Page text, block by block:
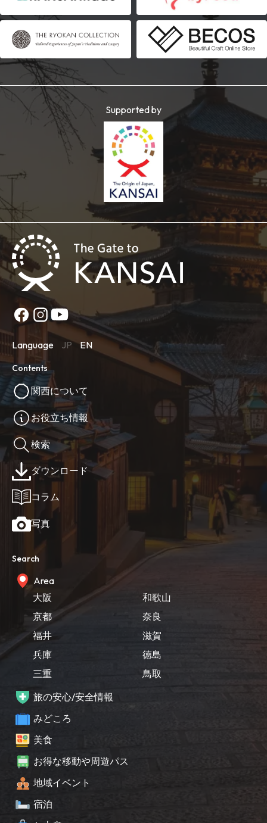
Supported by
Language JP EN
Contents
関西について
お役立ち情報
検索
ダウンロード
コラム
写真
Search
Area
大阪
京都
福井
兵庫
三重
和歌山
奈良
滋賀
徳島
鳥取
旅の安心/安全情報
みどころ
美食
お得な移動や周遊パス
地域イベント
宿泊